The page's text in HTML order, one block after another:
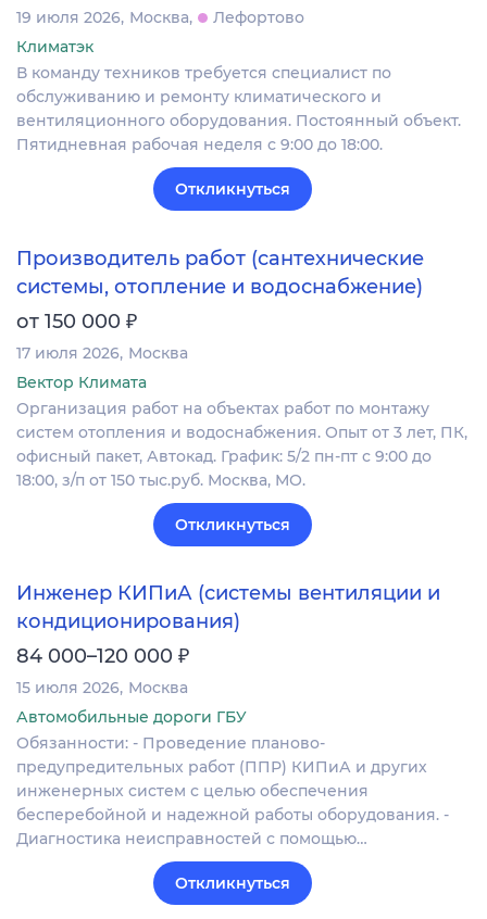
19 июля 2026 Москва
Лефортово
Климатэк
В команду техников требуется специалист по
обслуживанию и ремонту климатического и
вентиляционного оборудования. Постоянный объект.
Пятидневная рабочая неделя с 9:00 до 18:00.
Откликнуться
Производитель работ (сантехнические
системы, отопление и водоснабжение)
от 150 000 ₽
17 июля 2026 Москва
Вектор Климата
Организация работ на объектах работ по монтажу
систем отопления и водоснабжения. Опыт от 3 лет, ПК,
офисный пакет, Автокад. График: 5/2 пн-пт с 9:00 до
18:00, з/п от 150 тыс.руб. Москва, МО.
Откликнуться
Инженер КИПиА (системы вентиляции и
кондиционирования)
84 000–120 000 ₽
15 июля 2026 Москва
Автомобильные дороги ГБУ
Обязанности: - Проведение планово-
предупредительных работ (ППР) КИПиА и других
инженерных систем с целью обеспечения
бесперебойной и надежной работы оборудования. -
Диагностика неисправностей с помощью…
Откликнуться